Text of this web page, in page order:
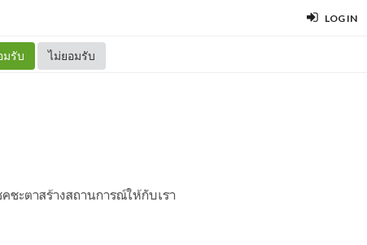
LOG IN
มรับ ไม่ยอมรับ
ชะตาสร้างสถานการณ์ให้กับเรา